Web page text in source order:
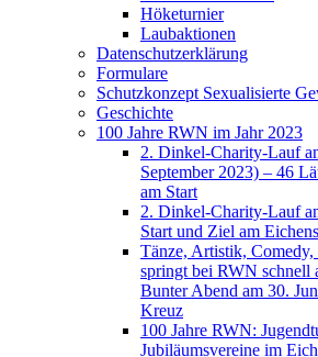
Höketurnier
Laubaktionen
Datenschutzerklärung
Formulare
Schutzkonzept Sexualisierte
Geschichte
100 Jahre RWN im Jahr 2023
2. Dinkel-Charity-Lauf
September 2023) – 46
am Start
2. Dinkel-Charity-Lauf
Start und Ziel am
Tänze, Artistik,
springt bei RWN schnell
Bunter Abend am 30.
Kreuz
100 Jahre RWN:
Jubiläumsvereine im